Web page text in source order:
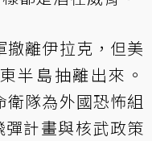
離伊拉克，但美
半島抽離出來。
隊為外國恐怖組
計畫與核武政策